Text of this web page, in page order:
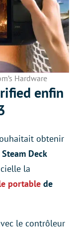
Hardware
enfin
obtenir
Steam Deck
la
portable de
le contrôleur